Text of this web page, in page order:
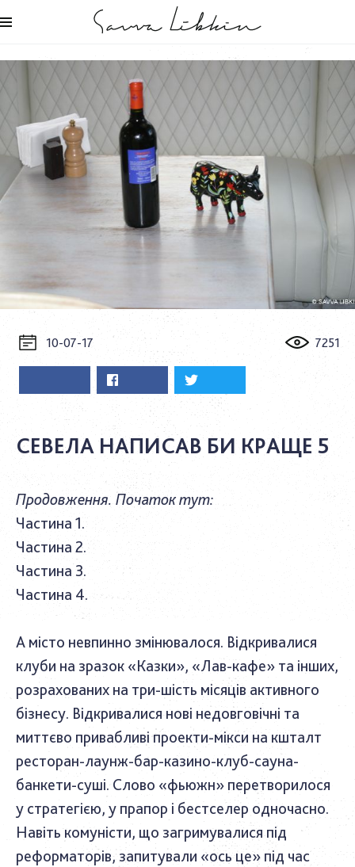
10-07-17 7251
СЕВЕЛА НАПИСАВ БИ КРАЩЕ 5
Продовження. Початок тут:
Частина 1.
Частина 2.
Частина 3.
Частина 4.
А місто невпинно змінювалося. Відкривалися
клуби на зразок «Казки», «Лав-кафе» та інших,
розрахованих на три-шість місяців активного
бізнесу. Відкривалися нові недовговічні та
миттєво привабливі проекти-мікси на кшталт
ресторан-лаунж-бар-казино-клуб-сауна-
банкети-суші. Слово «фьюжн» перетворилося
у стратегією, у прапор і бестселер одночасно.
Навіть комуністи, що загримувалися під
реформаторів, запитували «ось це» під час